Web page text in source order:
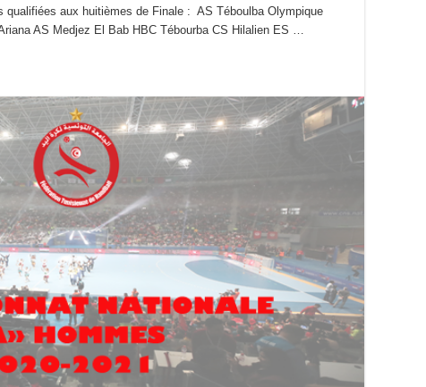
qualifiées aux huitièmes de Finale : AS Téboulba Olympique
AS Medjez El Bab HBC Tébourba CS Hilalien ES …